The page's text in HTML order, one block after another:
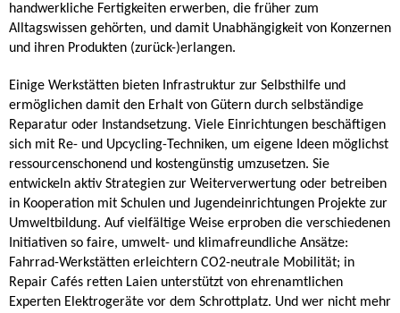
handwerkliche Fertigkeiten erwerben, die früher zum
Alltagswissen gehörten, und damit Unabhängigkeit von Konzernen
und ihren Produkten (zurück-)erlangen.
Einige Werkstätten bieten Infrastruktur zur Selbsthilfe und
ermöglichen damit den Erhalt von Gütern durch selbständige
Reparatur oder Instandsetzung. Viele Einrichtungen beschäftigen
sich mit Re- und Upcycling-Techniken, um eigene Ideen möglichst
ressourcenschonend und kostengünstig umzusetzen. Sie
entwickeln aktiv Strategien zur Weiterverwertung oder betreiben
in Kooperation mit Schulen und Jugendeinrichtungen Projekte zur
Umweltbildung. Auf vielfältige Weise erproben die verschiedenen
Initiativen so faire, umwelt- und klimafreundliche Ansätze:
Fahrrad-Werkstätten erleichtern CO2-neutrale Mobilität; in
Repair Cafés retten Laien unterstützt von ehrenamtlichen
Experten Elektrogeräte vor dem Schrottplatz. Und wer nicht mehr